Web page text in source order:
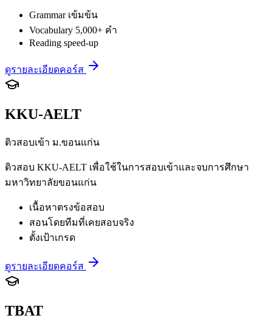
Grammar เข้มข้น
Vocabulary 5,000+ คำ
Reading speed-up
ดูรายละเอียดคอร์ส
KKU-AELT
ติวสอบเข้า ม.ขอนแก่น
ติวสอบ KKU-AELT เพื่อใช้ในการสอบเข้าและจบการศึกษา
มหาวิทยาลัยขอนแก่น
เนื้อหาตรงข้อสอบ
สอนโดยทีมที่เคยสอบจริง
ตั้งเป้าเกรด
ดูรายละเอียดคอร์ส
TBAT